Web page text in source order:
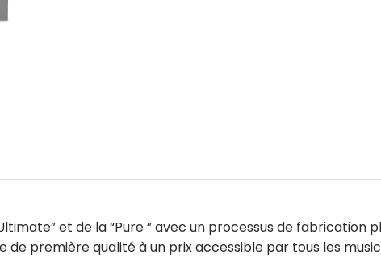
et de la “Pure ” avec un processus de fabrication
de première qualité à un prix accessible par tous les